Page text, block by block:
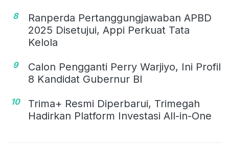
8
Ranperda Pertanggungjawaban APBD
2025 Disetujui, Appi Perkuat Tata
Kelola
9
Calon Pengganti Perry Warjiyo, Ini Profil
8 Kandidat Gubernur BI
10
Trima+ Resmi Diperbarui, Trimegah
Hadirkan Platform Investasi All-in-One